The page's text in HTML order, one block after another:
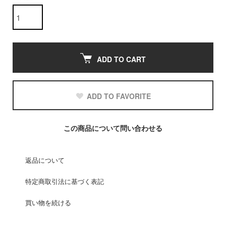
ADD TO CART
ADD TO FAVORITE
この商品について問い合わせる
返品について
特定商取引法に基づく表記
買い物を続ける